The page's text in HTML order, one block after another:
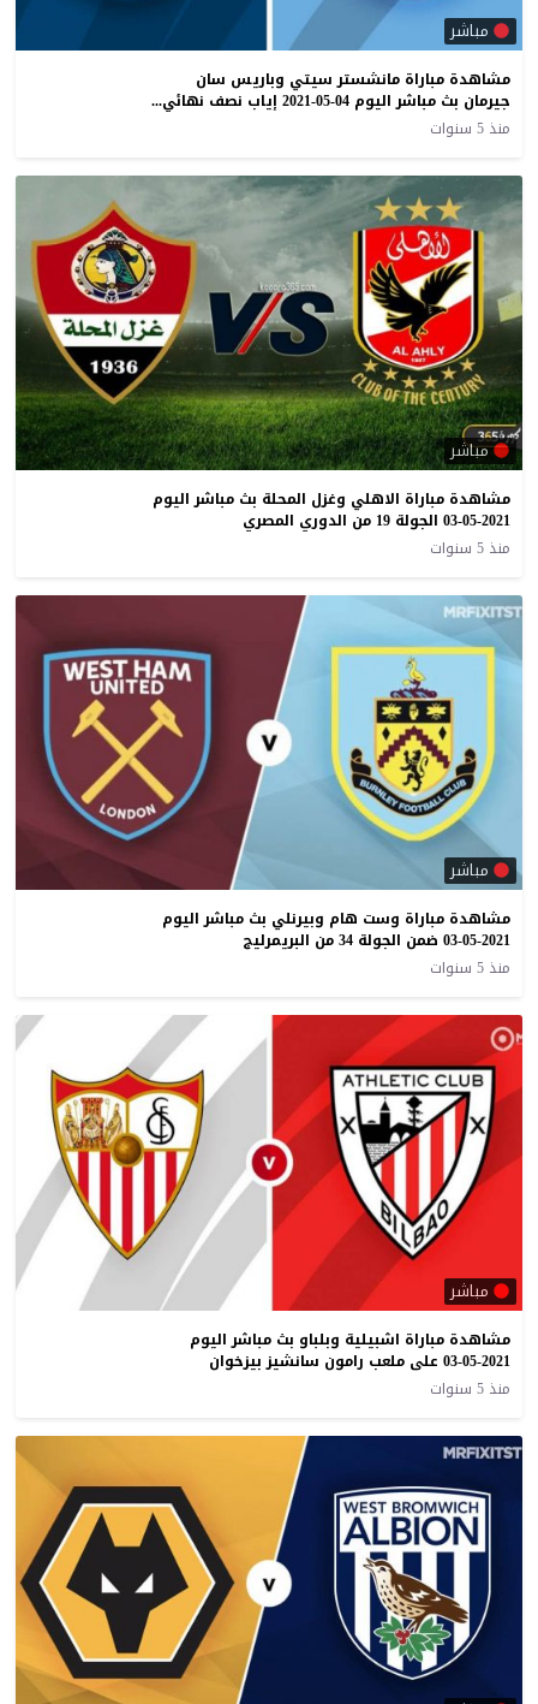
مباشر
مشاهدة مباراة مانشستر سيتي وباريس سان
جيرمان بث مباشر اليوم 04-05-2021 إياب نصف نهائي دوري أبطال أوروبا
منذ 5 سنوات
مباشر
مشاهدة مباراة الاهلي وغزل المحلة بث مباشر اليوم
03-05-2021 الجولة 19 من الدوري المصري
منذ 5 سنوات
مباشر
مشاهدة مباراة وست هام وبيرنلي بث مباشر اليوم
03-05-2021 ضمن الجولة 34 من البريمرليج
منذ 5 سنوات
مباشر
مشاهدة مباراة اشبيلية وبلباو بث مباشر اليوم
03-05-2021 على ملعب رامون سانشيز بيزخوان
منذ 5 سنوات